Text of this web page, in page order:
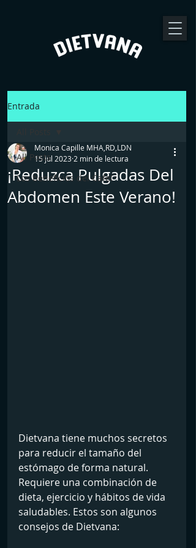
Entrada
All Posts
Los beneficios del Cafe!
¡Reduzca Pulgadas Del
Abdomen Este Verano!
Monica Capille MHA,RD,LDN
15 jul 2023 2 min de lectura
Dietvana tiene muchos secretos
para reducir el tamaño del
estómago de forma natural.
Requiere una combinación de
dieta, ejercicio y hábitos de vida
saludables. Estos son algunos
consejos de Dietvana: